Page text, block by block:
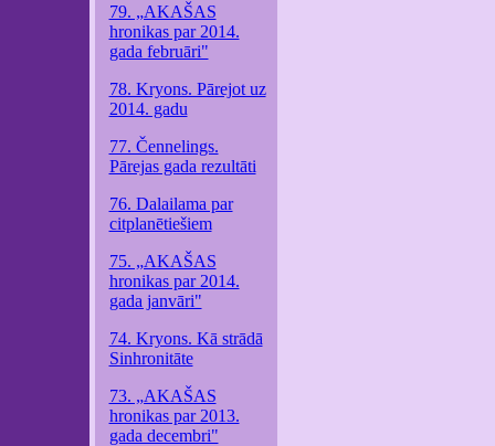
79. „AKAŠAS
hronikas par 2014.
gada februāri"
78. Kryons. Pārejot uz
2014. gadu
77. Čennelings.
Pārejas gada rezultāti
76. Dalailama par
citplanētiešiem
75. „AKAŠAS
hronikas par 2014.
gada janvāri"
74. Kryons. Kā strādā
Sinhronitāte
73. „AKAŠAS
hronikas par 2013.
gada decembri"